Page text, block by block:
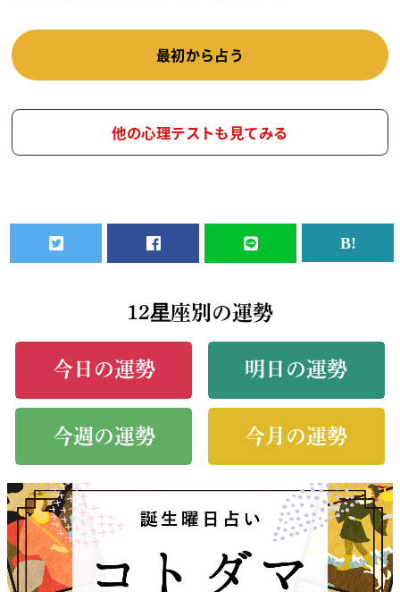
最初から占う
他の心理テストも見てみる
12星座別の運勢
今日の運勢 明日の運勢
今週の運勢 今月の運勢